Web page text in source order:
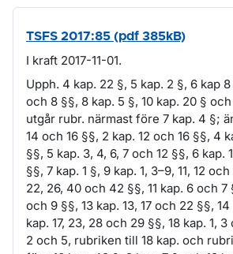
TSFS 2017:85 (pdf 385kB)
I kraft 2017-11-01.
Upph. 4 kap. 22 §, 5 kap. 2 §, 6 kap
och 8 §§, 8 kap. 5 §, 10 kap. 20 §
utgår rubr. närmast före 7 kap. 4 §;
14 och 16 §§, 2 kap. 12 och 16 §§, 4
§§, 5 kap. 3, 4, 6, 7 och 12 §§, 6 kap.
§§, 7 kap. 1 §, 9 kap. 1, 3–9, 11, 12
22, 26, 40 och 42 §§, 11 kap. 6 och 7
och 9 §§, 13 kap. 13, 17 och 22 §§, 14
kap. 17, 23, 28 och 29 §§, 18 kap. 1,
2 och 5, rubriken till 18 kap. och